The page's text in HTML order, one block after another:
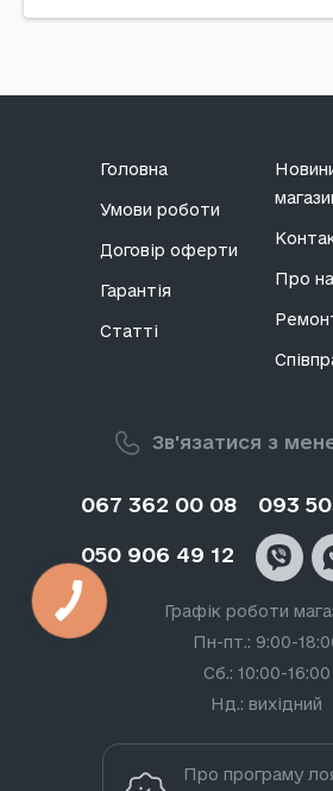
Код: 173433
Зв'язатися з
067 362 00 08 093
050 906 49 12
Графік роботи
Пн-пт.: 9:00-
Сб.: 10:00-16:00
Нд.: вихідний
Головна
Умови роботи
Договір оферти
Гарантія
Статті
Про
Про програму